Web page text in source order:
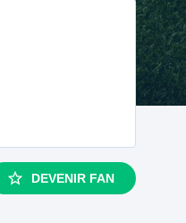
DEVENIR FAN